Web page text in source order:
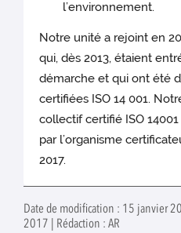
l’environnement.
Notre unité a rejoint en
qui, dès 2013, étaient
démarche et qui ont été
certifiées ISO 14 001.
collectif certifié ISO
par l’organisme
2017.
Date de modification : 15 janvier
2017 | Rédaction : AR